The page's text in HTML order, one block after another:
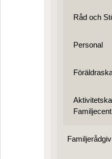
Råd och
Personal